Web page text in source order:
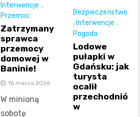
Interwencje ,
Przemoc
Zatrzymany
sprawca
przemocy
domowej w
Baninie!
16 marca 2026
W minioną
sobotę
Bezpieczeństwo
, Interwencje ,
Pogoda
Lodowe
pułapki w
Gdańsku: jak
turysta
ocalił
przechodnió
w